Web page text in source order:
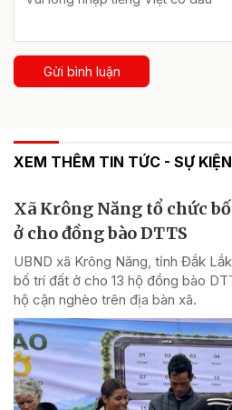
Gửi bình luận
XEM THÊM TIN TỨC - SỰ KIỆN
Xã Krông Năng tổ chức
ở cho đồng bào DTTS
UBND xã Krông Năng, tỉnh Đắk
bố trí đất ở cho 13 hộ đồng bào
hộ cận nghèo trên địa bàn xã.